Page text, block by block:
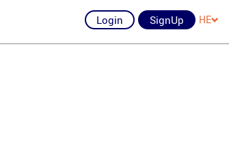
Login SignUp HE